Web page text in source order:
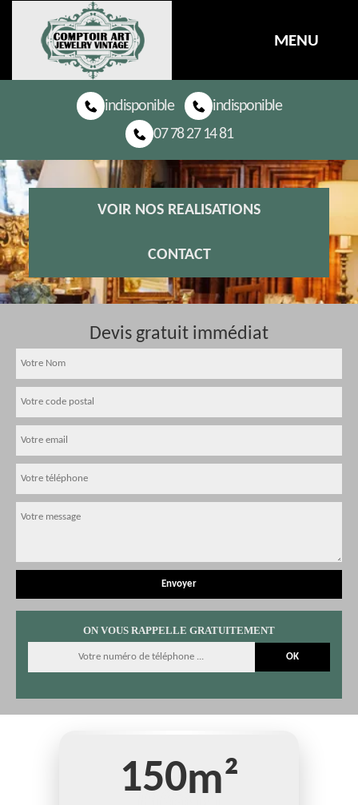
MENU
indisponible
indisponible
07 78 27 14 81
VOIR NOS REALISATIONS
CONTACT
Devis gratuit immédiat
ON VOUS RAPPELLE GRATUITEMENT
150m²